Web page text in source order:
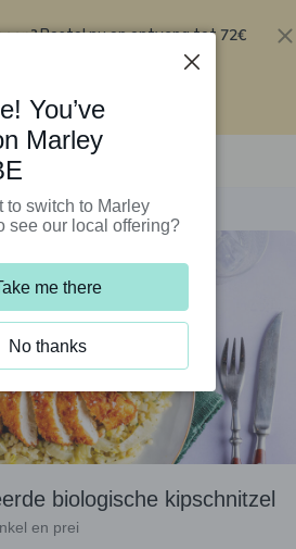
Bestel nu en ontvang tot 72€
biologische kipschnitzel
en prei
You’ve
Marley
to switch to Marley
see our local offering?
me there
No thanks